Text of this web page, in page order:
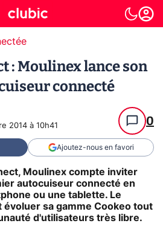
: Moulinex lance son
connecté
2014 à 10h41 0
Ajoutez-nous en favori
Moulinex compte inviter
autocuiseur connecté en
ou une tablette. Le
sa gamme Cookeo tout
d'utilisateurs très libre.